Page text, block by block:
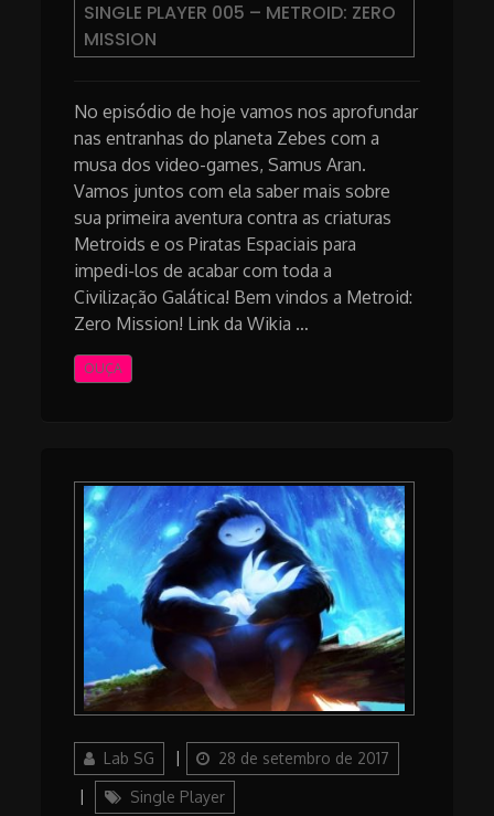
SINGLE PLAYER 005 – METROID: ZERO
MISSION
No episódio de hoje vamos nos aprofundar
nas entranhas do planeta Zebes com a
musa dos video-games, Samus Aran.
Vamos juntos com ela saber mais sobre
sua primeira aventura contra as criaturas
Metroids e os Piratas Espaciais para
impedi-los de acabar com toda a
Civilização Galática! Bem vindos a Metroid:
Zero Mission! Link da Wikia …
OUÇA
AuthorLab SG
Posted
on
28 de setembro de 2017
Categories
Single Player